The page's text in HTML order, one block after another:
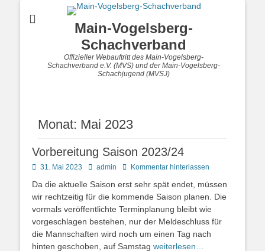
Main-Vogelsberg-
Schachverband
Offizieller Webauftritt des Main-Vogelsberg-
Schachverband e.V. (MVS) und der Main-Vogelsberg-
Schachjugend (MVSJ)
Monat: Mai 2023
Vorbereitung Saison 2023/24
Posted
31. Mai 2023 Autoradmin Kommentar hinterlassen
Da die aktuelle Saison erst sehr spät endet, müssen
wir rechtzeitig für die kommende Saison planen. Die
vormals veröffentlichte Terminplanung bleibt wie
vorgeschlagen bestehen, nur der Meldeschluss für
die Mannschaften wird noch um einen Tag nach
hinten geschoben, auf Samstag weiterlesen…